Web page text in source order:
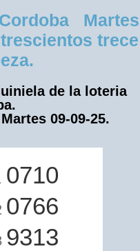
Martes
trece
de la loteria
09-09-25.
0710
0766
9313